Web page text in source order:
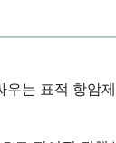
는 표적 항